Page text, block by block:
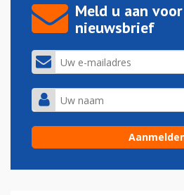
Meld u aan
nieuwsbrief